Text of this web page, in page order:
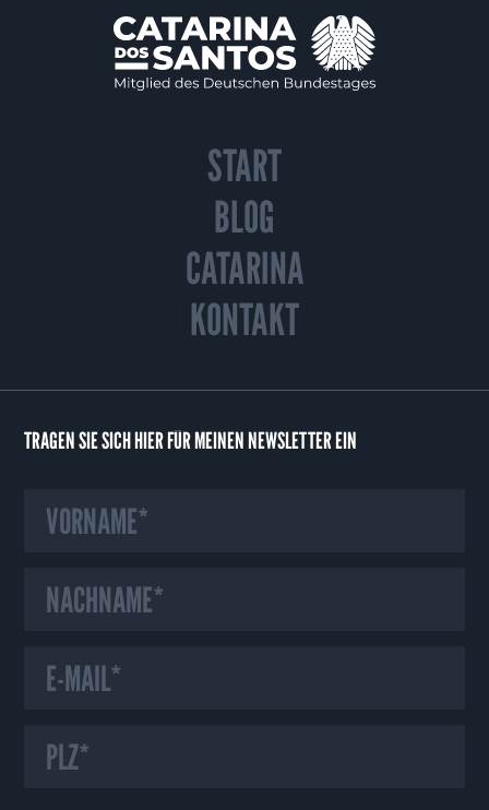
START
BLOG
CATARINA
KONTAKT
TRAGEN SIE SICH HIER FÜR MEINEN NEWSLETTER EIN
HINWEIS ZU UNSEREN COOKIES
Webseite. Dadurch sind wir in der Lage Fehler oder Unklarheiten in der
Bedienung unserer Webseite zu erkennen und schnellstmöglich